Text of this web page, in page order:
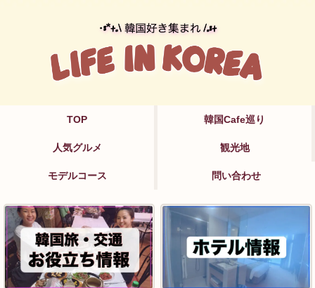
TOP 韓国Cafe巡り
人気グルメ 観光地
モデルコース 問い合わせ